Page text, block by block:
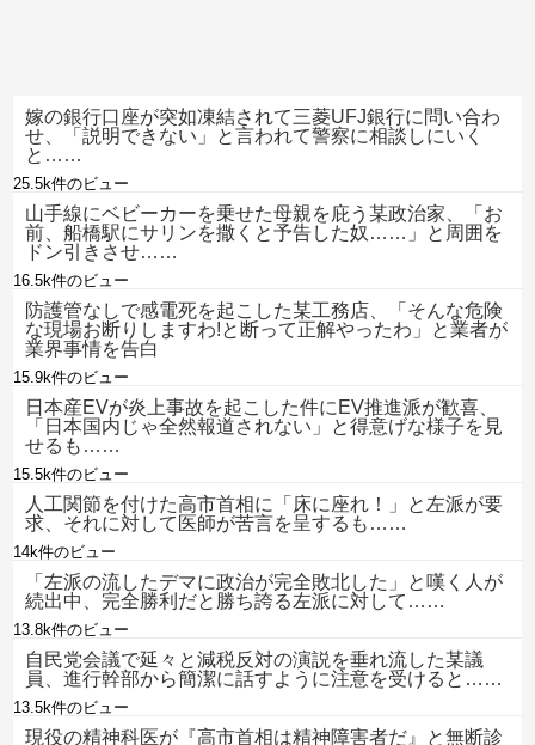
嫁の銀行口座が突如凍結されて三菱UFJ銀行に問い合わ
せ、「説明できない」と言われて警察に相談しにいく
と……
25.5k件のビュー
山手線にベビーカーを乗せた母親を庇う某政治家、「お
前、船橋駅にサリンを撒くと予告した奴……」と周囲を
ドン引きさせ……
16.5k件のビュー
防護管なしで感電死を起こした某工務店、「そんな危険
な現場お断りしますわ!と断って正解やったわ」と業者が
業界事情を告白
15.9k件のビュー
日本産EVが炎上事故を起こした件にEV推進派が歓喜、
「日本国内じゃ全然報道されない」と得意げな様子を見
せるも……
15.5k件のビュー
人工関節を付けた高市首相に「床に座れ！」と左派が要
求、それに対して医師が苦言を呈するも……
14k件のビュー
「左派の流したデマに政治が完全敗北した」と嘆く人が
続出中、完全勝利だと勝ち誇る左派に対して……
13.8k件のビュー
自民党会議で延々と減税反対の演説を垂れ流した某議
員、進行幹部から簡潔に話すように注意を受けると……
13.5k件のビュー
現役の精神科医が『高市首相は精神障害者だ』と無断診